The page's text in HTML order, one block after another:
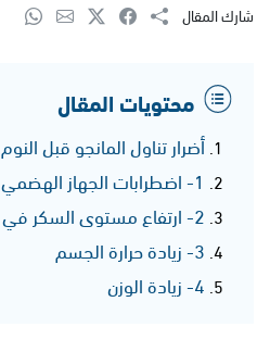
شارك المقال
محتويات المقال
أضرار تناول المانجو قبل النوم
1- اضطرابات الجهاز الهضمي
2- ارتفاع مستوى السكر في الدم
3- زيادة حرارة الجسم
4- زيادة الوزن